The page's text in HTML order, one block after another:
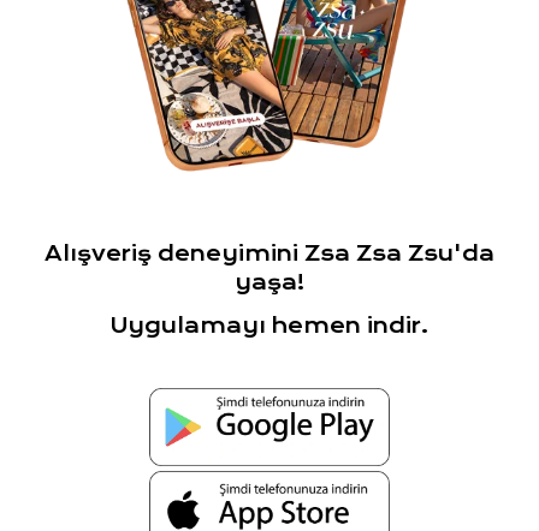
Alışveriş deneyimini Zsa Zsa Zsu'da
yaşa!
Uygulamayı hemen indir.